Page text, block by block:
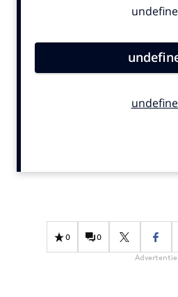
Contentmarketing
Effectiviteit
Gedragsverandering
0 0
Advertentie